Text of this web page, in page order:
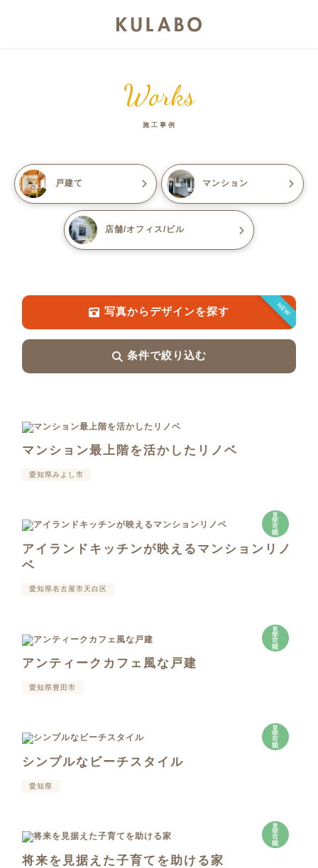
Works
施工事例
戸建て マンション
店舗/オフィス/ビル
NEW
写真からデザインを探す
条件で絞り込む
マンション最上階を活かしたリノベ
愛知県みよし市
見
学
可
能
アイランドキッチンが映えるマンションリノ
ベ
愛知県名古屋市天白区
見
学
可
能
アンティークカフェ風な戸建
愛知県豊田市
見
学
可
能
シンプルなビーチスタイル
愛知県
見
学
可
能
将来を見据えた子育てを助ける家